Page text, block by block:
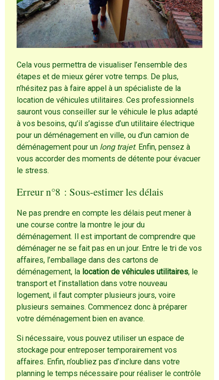
Cela vous permettra de visualiser l’ensemble des
étapes et de mieux gérer votre temps. De plus,
n’hésitez pas à faire appel à un spécialiste de la
location de véhicules utilitaires. Ces professionnels
sauront vous conseiller sur le véhicule le plus adapté
à vos besoins, qu’il s’agisse d’un utilitaire électrique
pour un déménagement en ville, ou d’un camion de
déménagement pour un long trajet. Enfin, pensez à
vous accorder des moments de détente pour évacuer
le stress.
Erreur n°8 : Sous-estimer les délais
Ne pas prendre en compte les délais peut mener à
une course contre la montre le jour du
déménagement. Il est important de comprendre que
déménager ne se fait pas en un jour. Entre le tri de vos
affaires, l’emballage dans des cartons de
déménagement, la location de véhicules utilitaires, le
transport et l’installation dans votre nouveau
logement, il faut compter plusieurs jours, voire
plusieurs semaines. Commencez donc à préparer
votre déménagement bien en avance.
Si nécessaire, vous pouvez utiliser un espace de
stockage pour entreposer temporairement vos
affaires. Enfin, n’oubliez pas d’inclure dans votre
planning le temps nécessaire pour réaliser le contrôle